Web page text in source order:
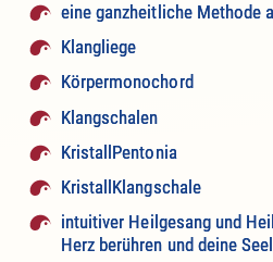
eine ganzheitliche Methode
Klangliege
Körpermonochord
Klangschalen
KristallPentonia
KristallKlangschale
intuitiver Heilgesang und
Herz berühren und deine